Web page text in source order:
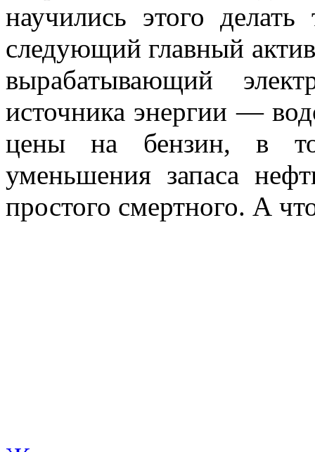
научились этого
следующий главный
вырабатывающий
источника энергии —
цены на бензин, в
уменьшения запаса
простого смертного. А